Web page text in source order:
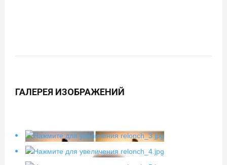
ГАЛЕРЕЯ ИЗОБРАЖЕНИЙ